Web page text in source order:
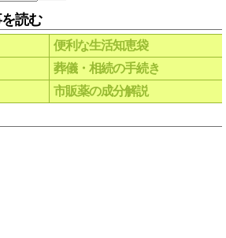
読む
便利な生活知恵袋
葬儀・相続の手続き
市販薬の成分解説